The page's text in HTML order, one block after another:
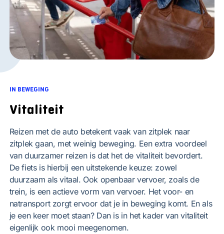
IN BEWEGING
Vitaliteit
Reizen met de auto betekent vaak van zitplek naar
zitplek gaan, met weinig beweging. Een extra voordeel
van duurzamer reizen is dat het de vitaliteit bevordert.
De fiets is hierbij een uitstekende keuze: zowel
duurzaam als vitaal. Ook openbaar vervoer, zoals de
trein, is een actieve vorm van vervoer. Het voor- en
natransport zorgt ervoor dat je in beweging komt. En als
je een keer moet staan? Dan is in het kader van vitaliteit
eigenlijk ook mooi meegenomen.